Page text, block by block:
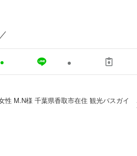
性 M.N様 千葉県香取市在住 観光バスガイ